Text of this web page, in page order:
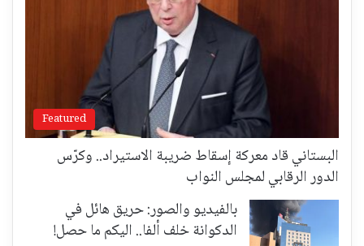
Featured
البستاني قاد معركة إسقاط ضريبة الاستيراد.. وكرّس
الدور الرقابي لمجلس النواب
بالفيديو والصور: حريق هائل في
الدكوانة خلف ألفا.. اليكم ما حصل!